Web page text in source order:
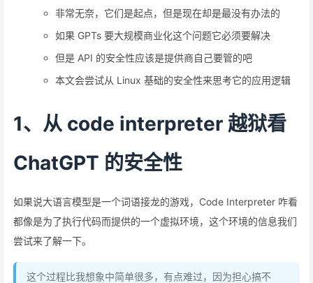
非常无奈，它们是起点，但是现在却是最没有办法的
如果 GPTs 要大规模商业化这个问题它必须要解决
但是 API 的安全性应该是提供商自己要管的吧
本文会尝试从 Linux 基础的安全性来思考它的应用逻辑
1、从 code interpreter 越狱看
ChatGPT 的安全性
如果说大语言模型是一个词语接龙的游戏，Code Interpreter 咋看
都像是为了执行代码而提供的一个虚拟环境，这个环境的信息我们
尝试来了解一下。
这个过程比我想象中简单很多，有点难过，因为担心搞不